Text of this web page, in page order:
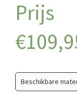
€
Beschikbare